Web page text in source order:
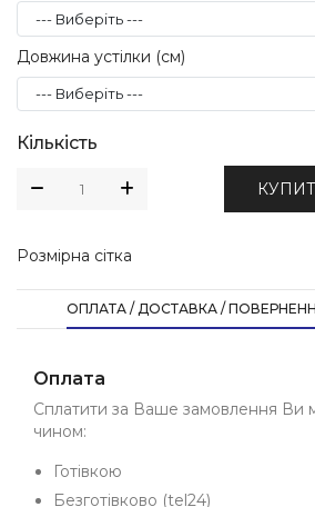
Довжина устілки (см)
Кількість
Розмірна сітка
ОПЛАТА / ДОСТАВКА /
Оплата
Сплатити за Ваше замовлення Ви
чином:
Готівкою
Безготівково (tel24)